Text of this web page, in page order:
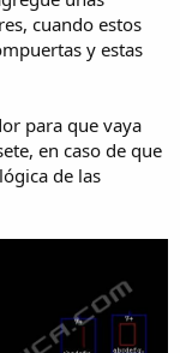
cuando estos
y estas
para que vaya
en caso de que
de las